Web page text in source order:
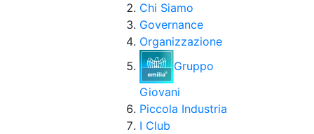
Chi Siamo
Governance
Organizzazione
Gruppo
Giovani
Piccola Industria
I Club